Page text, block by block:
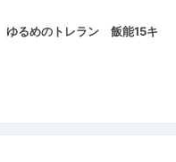
るめのトレラン 飯能15キ